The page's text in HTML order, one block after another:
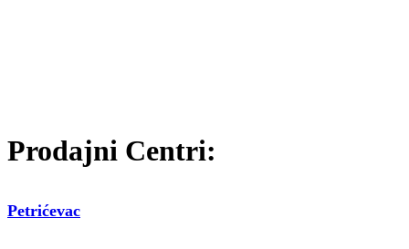
Prodajni Centri:
Petrićevac